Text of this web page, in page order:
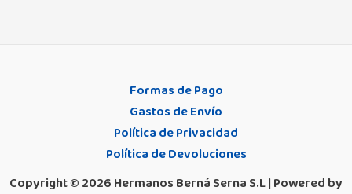
Formas de Pago
Gastos de Envío
Política de Privacidad
Política de Devoluciones
Copyright © 2026 Hermanos Berná Serna S.L | Powered by